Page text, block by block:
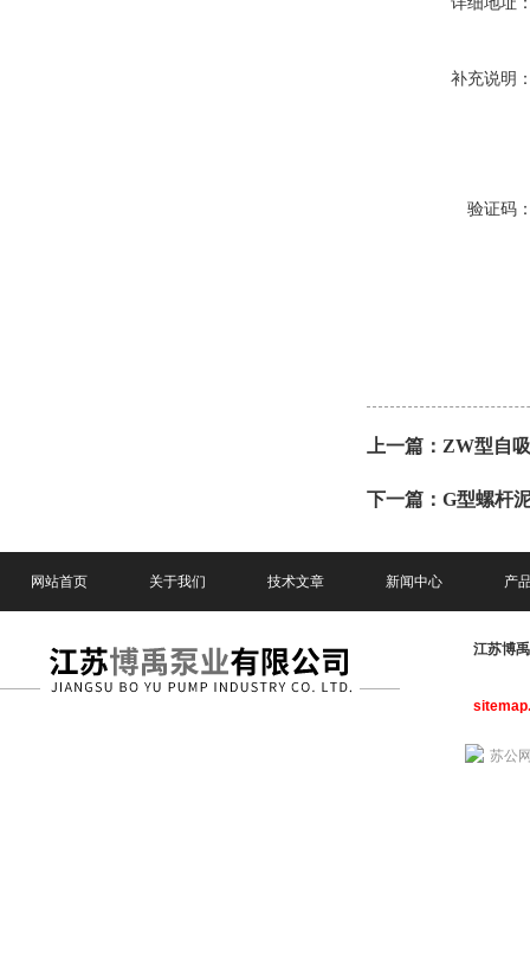
补充说明
验证码
上一篇： ZW型自
下一篇： G型螺杆
网站首页 关于我们 技术文章 新闻中心 产
江苏博
苏公